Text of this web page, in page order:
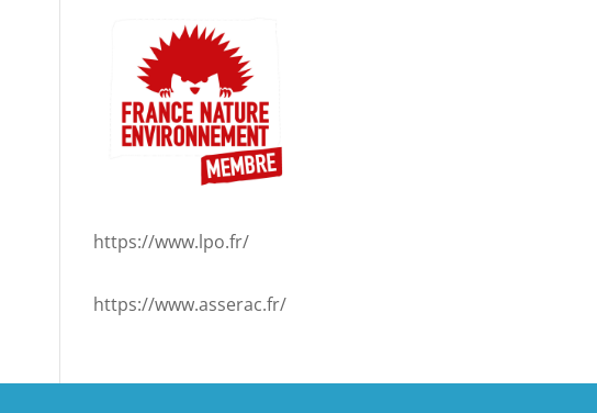
https://www.lpo.fr/
https://www.asserac.fr/